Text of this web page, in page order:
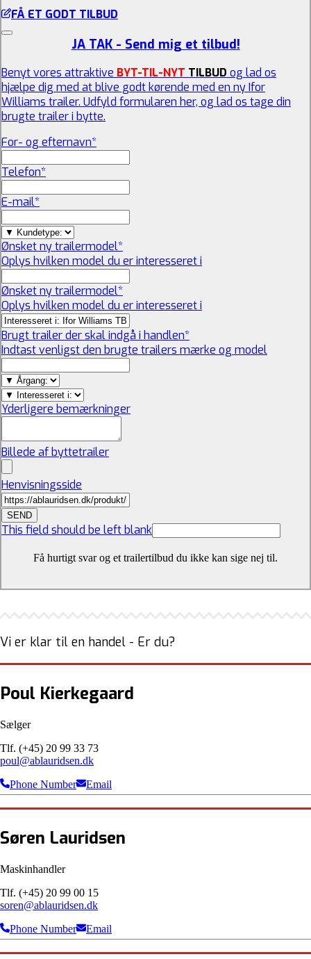
FÅ ET GODT TILBUD
JA TAK - Send mig et tilbud!
Benyt vores attraktive BYT-TIL-NYT TILBUD og lad os
hjælpe dig med at blive godt kørende med en ny Ifor
Williams trailer. Udfyld formularen her, og lad os tage din
brugte trailer i bytte.
For- og efternavn*
Telefon*
E-mail*
Ønsket ny trailermodel*
Oplys hvilken model du er interesseret i
Ønsket ny trailermodel*
Oplys hvilken model du er interesseret i
Brugt trailer der skal indgå i handlen*
Indtast venligst den brugte trailers mærke og model
Yderligere bemærkninger
Billede af byttetrailer
Henvisningsside
SEND
This field should be left blank
Få hurtigt svar og et trailertilbud du ikke kan sige nej til.
Vi er klar til en handel - Er du?
Poul Kierkegaard
Sælger
Tlf. (+45) 20 99 33 73
poul@ablauridsen.dk
Phone Number
Email
Søren Lauridsen
Maskinhandler
Tlf. (+45) 20 99 00 15
soren@ablauridsen.dk
Phone Number
Email